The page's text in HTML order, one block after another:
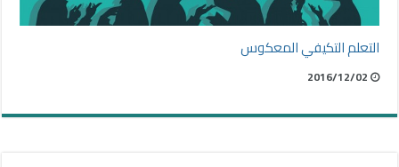
التعلم التكيفي المعكوس
2016/12/02